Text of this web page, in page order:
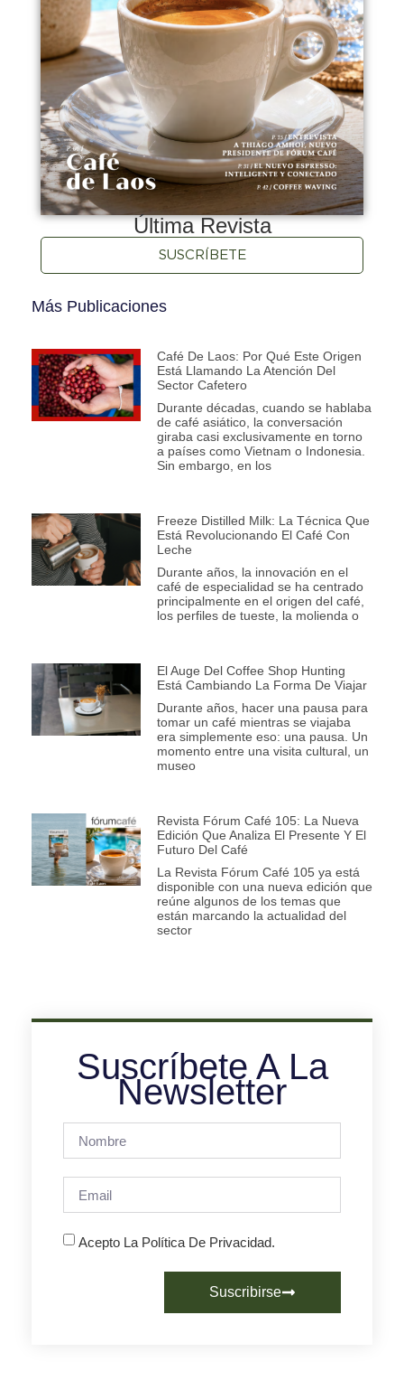
Última Revista
SUSCRÍBETE
Más Publicaciones
Café De Laos: Por Qué Este Origen
Está Llamando La Atención Del
Sector Cafetero
Durante décadas, cuando se hablaba
de café asiático, la conversación
giraba casi exclusivamente en torno
a países como Vietnam o Indonesia.
Sin embargo, en los
Freeze Distilled Milk: La Técnica Que
Está Revolucionando El Café Con
Leche
Durante años, la innovación en el
café de especialidad se ha centrado
principalmente en el origen del café,
los perfiles de tueste, la molienda o
El Auge Del Coffee Shop Hunting
Está Cambiando La Forma De Viajar
Durante años, hacer una pausa para
tomar un café mientras se viajaba
era simplemente eso: una pausa. Un
momento entre una visita cultural, un
museo
Revista Fórum Café 105: La Nueva
Edición Que Analiza El Presente Y El
Futuro Del Café
La Revista Fórum Café 105 ya está
disponible con una nueva edición que
reúne algunos de los temas que
están marcando la actualidad del
sector
Suscríbete A La
Newsletter
Acepto La Política De Privacidad.
Suscribirse